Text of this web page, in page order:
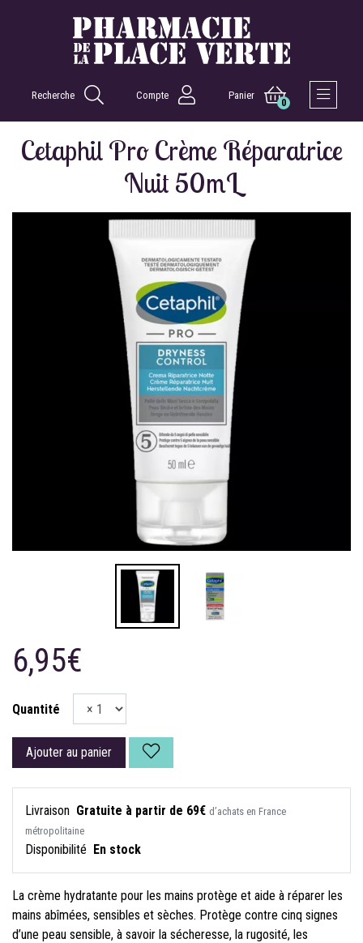
Recherche Compte Panier
0
Cetaphil Pro Crème Réparatrice
Nuit 50mL
6,95€
Quantité
Ajouter au panier
Livraison Gratuite à partir de 69€ d’achats en France
métropolitaine
Disponibilité En stock
La crème hydratante pour les mains protège et aide à réparer les
mains abîmées, sensibles et sèches. Protège contre cinq signes
d’une peau sensible, à savoir la sécheresse, la rugosité, les